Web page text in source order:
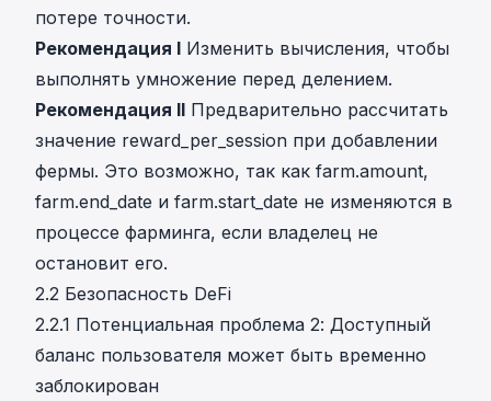
потере точности.
Рекомендация I Изменить вычисления, чтобы
выполнять умножение перед делением.
Рекомендация II Предварительно рассчитать
значение reward_per_session при добавлении
фермы. Это возможно, так как farm.amount,
farm.end_date и farm.start_date не изменяются в
процессе фарминга, если владелец не
остановит его.
2.2 Безопасность DeFi
2.2.1 Потенциальная проблема 2: Доступный
баланс пользователя может быть временно
заблокирован